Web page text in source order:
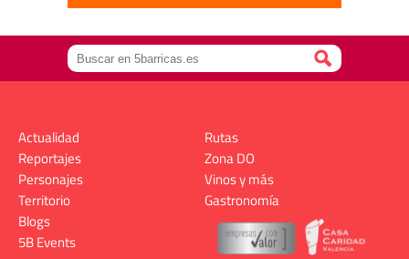
Actualidad
Reportajes
Personajes
Territorio
Rutas
Zona DO
Vinos y más
Gastronomía
Blogs
5B Events